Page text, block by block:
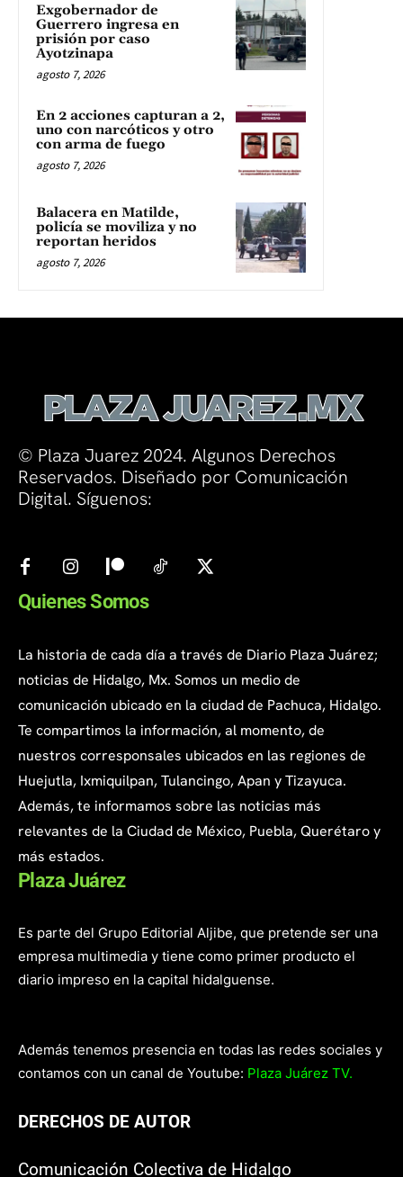
Exgobernador de
Guerrero ingresa en
prisión por caso
Ayotzinapa
agosto 7, 2026
En 2 acciones capturan a 2,
uno con narcóticos y otro
con arma de fuego
agosto 7, 2026
Balacera en Matilde,
policía se moviliza y no
reportan heridos
agosto 7, 2026
© Plaza Juarez 2024. Algunos Derechos
Reservados. Diseñado por Comunicación
Digital. Síguenos:
Quienes Somos
La historia de cada día a través de Diario Plaza Juárez;
noticias de Hidalgo, Mx. Somos un medio de
comunicación ubicado en la ciudad de Pachuca, Hidalgo.
Te compartimos la información, al momento, de
nuestros corresponsales ubicados en las regiones de
Huejutla, Ixmiquilpan, Tulancingo, Apan y Tizayuca.
Además, te informamos sobre las noticias más
relevantes de la Ciudad de México, Puebla, Querétaro y
más estados.
Plaza Juárez
Es parte del Grupo Editorial Aljibe, que pretende ser una
empresa multimedia y tiene como primer producto el
diario impreso en la capital hidalguense.
Además tenemos presencia en todas las redes sociales y
contamos con un canal de Youtube: Plaza Juárez TV.
DERECHOS DE AUTOR
Comunicación Colectiva de Hidalgo